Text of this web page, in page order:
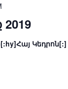
Կեդրոն[:]